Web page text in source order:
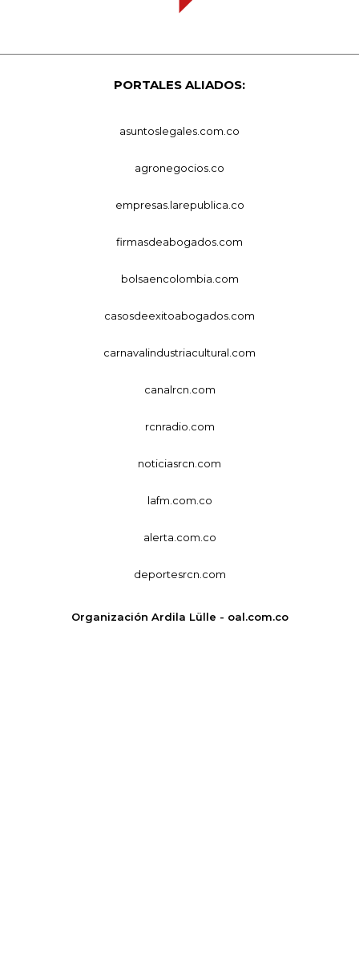
PORTALES ALIADOS:
asuntoslegales.com.co
agronegocios.co
empresas.larepublica.co
firmasdeabogados.com
bolsaencolombia.com
casosdeexitoabogados.com
carnavalindustriacultural.com
canalrcn.com
rcnradio.com
noticiasrcn.com
lafm.com.co
alerta.com.co
deportesrcn.com
Organización Ardila Lülle - oal.com.co